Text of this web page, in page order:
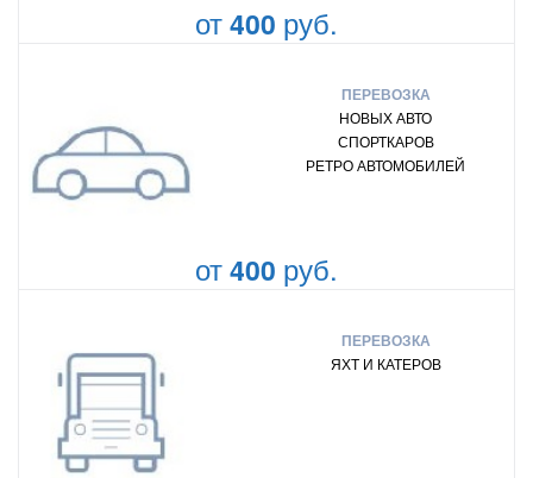
от400 руб.
ПЕРЕВОЗКА
НОВЫХ АВТО
СПОРТКАРОВ
РЕТРО АВТОМОБИЛЕЙ
от400 руб.
ПЕРЕВОЗКА
ЯХТ И КАТЕРОВ